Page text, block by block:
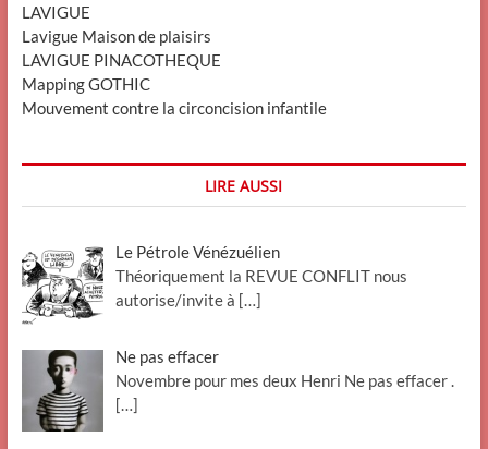
LAVIGUE
Lavigue Maison de plaisirs
LAVIGUE PINACOTHEQUE
Mapping GOTHIC
Mouvement contre la circoncision infantile
LIRE AUSSI
Le Pétrole Vénézuélien
Théoriquement la REVUE CONFLIT nous
autorise/invite à […]
Ne pas effacer
Novembre pour mes deux Henri Ne pas effacer .
[…]